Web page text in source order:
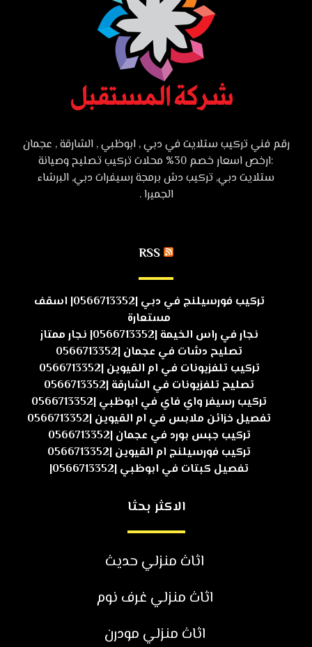
رقم فني تركيب ستلايت في دبي , ابوظبي , الشارقة , عجمان
:ارخص اسعار خصم 30% محلات تركيب تصليح وصيانة
ستلايت دبي, تركيب دش برمجة رسيفرات دبي, البرشاء
الجميرا .
RSS
تركيب فورسيلنج في دبي |0566713352| اسقف
مستعارة
نجار في راس الخيمة |0566713352| نجار ممتاز
تصليح دشات في عجمان |0566713352
تركيب تلفزيونات في ام القيوين |0566713352
تصليح تلفزيونات في الشارقة |0566713352
تركيب رسيفر واي فاي في ابوظبي |0566713352
تفصيل خزائن ملابس في ام القيوين |0566713352
تركيب جبس بورد في عجمان |0566713352
تركيب فورسيلنج ام القيوين |0566713352
تفصيل كبتات في ابوظبي |0566713352|
الاكثر بحثا
اثاث منزلي حديث
اثاث منزلي غرف نوم
اثاث منزلي مودرن